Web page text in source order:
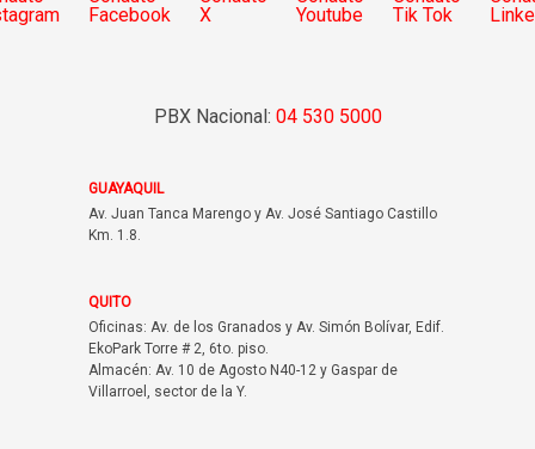
PBX Nacional: 04 530 5000
GUAYAQUIL
Av. Juan Tanca Marengo y Av. José Santiago Castillo
Km. 1.8.
QUITO
Oficinas: Av. de los Granados y Av. Simón Bolívar, Edif.
EkoPark Torre # 2, 6to. piso.
Almacén: Av. 10 de Agosto N40-12 y Gaspar de
Villarroel, sector de la Y.